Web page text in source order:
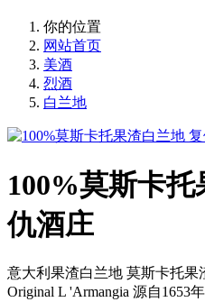
你的位置
网站首页
美酒
烈酒
白兰地
100%莫斯卡
仇酒庄
意大利果渣白兰地 莫斯卡托果
Original L 'Armangia 源自